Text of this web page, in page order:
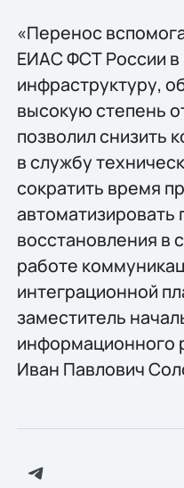
«Перенос
ЕИАС ФСТ России в
инфраструктуру,
высокую степень
позволил снизить
в службу
сократить время
автоматизировать
восстановления в
работе
интеграционной
заместитель
информационного
Иван Павлович